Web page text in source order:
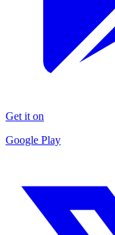
Get it on
Google Play